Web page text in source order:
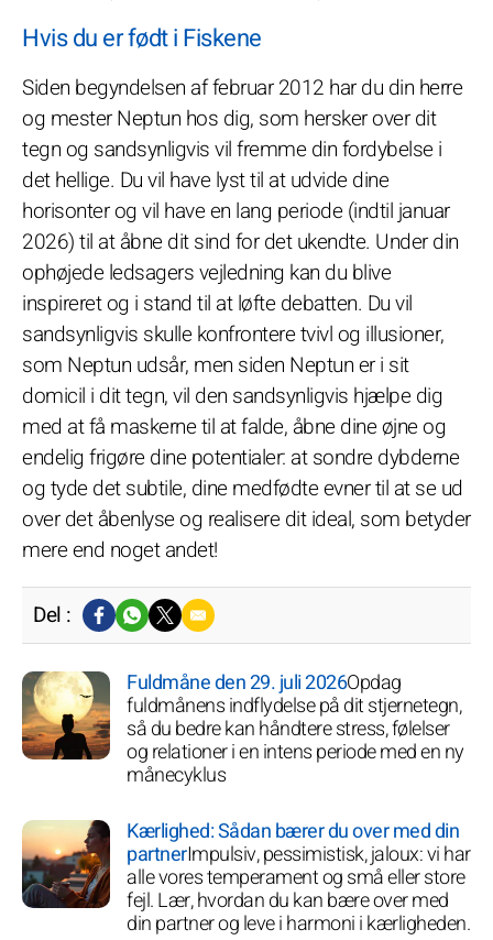
Hvis du er født i Fiskene
Siden begyndelsen af februar 2012 har du din herre
og mester Neptun hos dig, som hersker over dit
tegn og sandsynligvis vil fremme din fordybelse i
det hellige. Du vil have lyst til at udvide dine
horisonter og vil have en lang periode (indtil januar
2026) til at åbne dit sind for det ukendte. Under din
ophøjede ledsagers vejledning kan du blive
inspireret og i stand til at løfte debatten. Du vil
sandsynligvis skulle konfrontere tvivl og illusioner,
som Neptun udsår, men siden Neptun er i sit
domicil i dit tegn, vil den sandsynligvis hjælpe dig
med at få maskerne til at falde, åbne dine øjne og
endelig frigøre dine potentialer: at sondre dybderne
og tyde det subtile, dine medfødte evner til at se ud
over det åbenlyse og realisere dit ideal, som betyder
mere end noget andet!
Del :
Fuldmåne den 29. juli 2026Opdag
fuldmånens indflydelse på dit stjernetegn,
så du bedre kan håndtere stress, følelser
og relationer i en intens periode med en ny
månecyklus
Kærlighed: Sådan bærer du over med din
partnerImpulsiv, pessimistisk, jaloux: vi har
alle vores temperament og små eller store
fejl. Lær, hvordan du kan bære over med
din partner og leve i harmoni i kærligheden.